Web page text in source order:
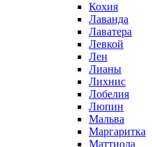
Кохия
Лаванда
Лаватера
Левкой
Лен
Лианы
Лихнис
Лобелия
Люпин
Мальва
Маргаритка
Маттиола